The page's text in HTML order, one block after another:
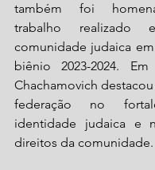
também foi
trabalho
comunidade judaica
biênio 2023-2024.
Chachamovich
federação no
identidade judaica e
direitos da comunidade.